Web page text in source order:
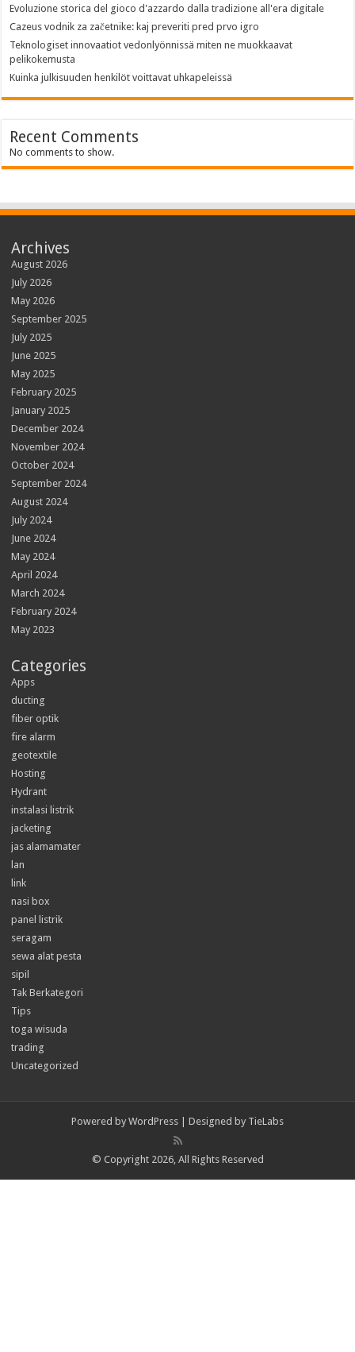
Evoluzione storica del gioco d'azzardo dalla tradizione all'era digitale
Cazeus vodnik za začetnike: kaj preveriti pred prvo igro
Teknologiset innovaatiot vedonlyönnissä miten ne muokkaavat
pelikokemusta
Kuinka julkisuuden henkilöt voittavat uhkapeleissä
Recent Comments
No comments to show.
Archives
August 2026
July 2026
May 2026
September 2025
July 2025
June 2025
May 2025
February 2025
January 2025
December 2024
November 2024
October 2024
September 2024
August 2024
July 2024
June 2024
May 2024
April 2024
March 2024
February 2024
May 2023
Categories
Apps
ducting
fiber optik
fire alarm
geotextile
Hosting
Hydrant
instalasi listrik
jacketing
jas alamamater
lan
link
nasi box
panel listrik
seragam
sewa alat pesta
sipil
Tak Berkategori
Tips
toga wisuda
trading
Uncategorized
Powered by WordPress | Designed by TieLabs
© Copyright 2026, All Rights Reserved